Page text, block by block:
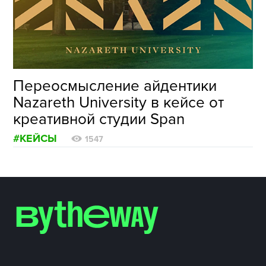
Переосмысление айдентики
Nazareth University в кейсе от
креативной студии Span
#КЕЙСЫ 1547
ФОТОГРАФИЯ
ТИПОГРАФИКА
ИСТОРИИ БРЕНДОВ
О ПРОЕКТЕ
РЕКЛАМА